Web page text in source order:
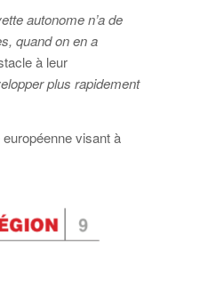
autonome n’a de
quand on en a
à leur
plus rapidement
visant à